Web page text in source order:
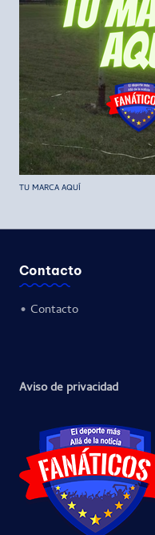
TU MARCA AQUÍ
Contacto
• Contacto
Aviso de privacidad